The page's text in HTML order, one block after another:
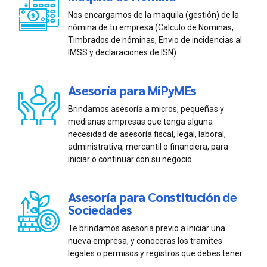
Nos encargamos de la maquila (gestión) de la
nómina de tu empresa (Calculo de Nominas,
Timbrados de nóminas, Envio de incidencias al
IMSS y declaraciones de ISN).
Asesoría para MiPyMEs
Brindamos asesoría a micros, pequeñas y
medianas empresas que tenga alguna
necesidad de asesoría fiscal, legal, laboral,
administrativa, mercantil o financiera, para
iniciar o continuar con su negocio.
Asesoría para Constitución de
Sociedades
Te brindamos asesoria previo a iniciar una
nueva empresa, y conoceras los tramites
legales o permisos y registros que debes tener.